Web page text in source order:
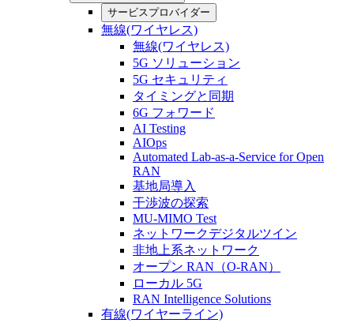
サービスプロバイダー
無線(ワイヤレス)
無線(ワイヤレス)
5G ソリューション
5G セキュリティ
タイミングと同期
6G フォワード
AI Testing
AIOps
Automated Lab-as-a-Service for Open
RAN
基地局導入
干渉波の探索
MU-MIMO Test
ネットワークデジタルツイン
非地上系ネットワーク
オープン RAN（O-RAN）
ローカル 5G
RAN Intelligence Solutions
有線(ワイヤーライン)